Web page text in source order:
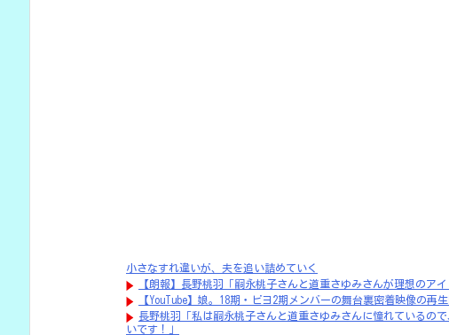
小さなすれ違いが、夫を追い詰めていく
【朗報】長野桃羽「嗣永桃子さんと道重さゆみさんが理想のアイ
【YouTube】娘。18期・ビヨ2期メンバーの舞台裏密着映像の再
長野桃羽「私は嗣永桃子さんと道重さゆみさんに憧れているの
いです！」